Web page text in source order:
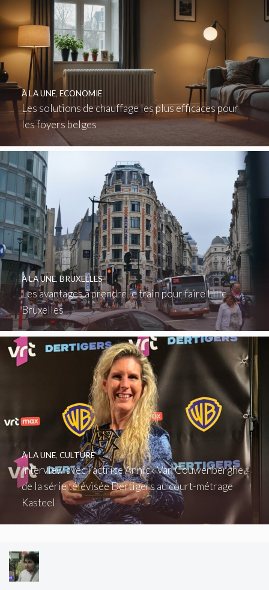
Les solutions de chauffage les plus efficaces pour
les foyers belges
À LA UNE, ECONOMIE
Les avantages à prendre le train pour faire Lille
Bruxelles
À LA UNE, BRUXELLES
Interview avec l’actrice Annick Van Couwenberghe :
de la série télévisée Dertigers au court-métrage
Kasteel
À LA UNE, CULTURE